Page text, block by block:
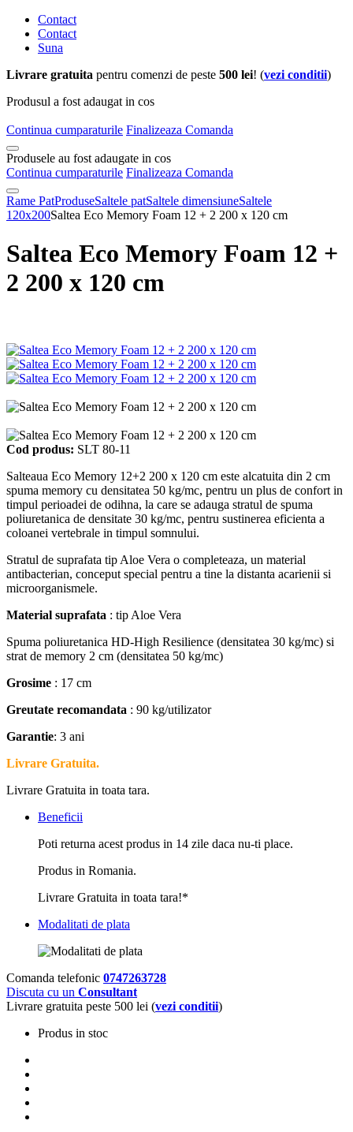
Contact
Contact
Suna
Livrare gratuita pentru comenzi de peste 500 lei! (vezi conditii)
Produsul a fost adaugat in cos
Continua cumparaturile Finalizeaza Comanda
Produsele au fost adaugate in cos
Continua cumparaturile Finalizeaza Comanda
Rame PatProduseSaltele patSaltele dimensiuneSaltele
120x200Saltea Eco Memory Foam 12 + 2 200 x 120 cm
Saltea Eco Memory Foam 12 +
2 200 x 120 cm
Cod produs: SLT 80-11
Salteaua Eco Memory 12+2 200 x 120 cm este alcatuita din 2 cm
spuma memory cu densitatea 50 kg/mc, pentru un plus de confort in
timpul perioadei de odihna, la care se adauga stratul de spuma
poliuretanica de densitate 30 kg/mc, pentru sustinerea eficienta a
coloanei vertebrale in timpul somnului.
Stratul de suprafata tip Aloe Vera o completeaza, un material
antibacterian, conceput special pentru a tine la distanta acarienii si
microorganismele.
Material suprafata : tip Aloe Vera
Spuma poliuretanica HD-High Resilience (densitatea 30 kg/mc) si
strat de memory 2 cm (densitatea 50 kg/mc)
Grosime : 17 cm
Greutate recomandata : 90 kg/utilizator
Garantie: 3 ani
Livrare Gratuita.
Livrare Gratuita in toata tara.
Beneficii
Poti returna acest produs in 14 zile daca nu-ti place.
Produs in Romania.
Livrare Gratuita in toata tara!*
Modalitati de plata
Comanda telefonic 0747263728
Discuta cu un Consultant
Livrare gratuita peste 500 lei (vezi conditii)
Produs in stoc